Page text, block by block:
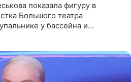
показала фигуру в
Большого театра
у бассейна и